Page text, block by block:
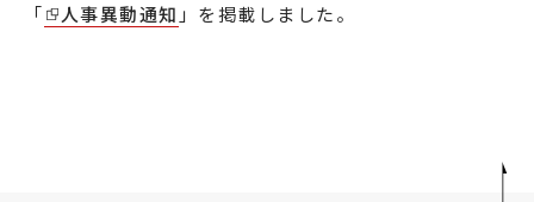
「 人事異動通知 」を掲載しました。